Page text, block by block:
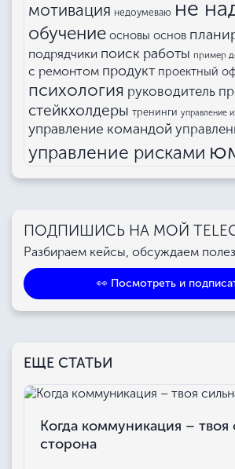
мотивация недоумеваю не
обучение основы основ
подрядчики поиск работы пример
с ремонтом продукт проектный
психология руководитель
стейкхолдеры тренинги управление
управление командой
управление рисками
ПОДПИШИСЬ НА МОЙ
Разбираем кейсы, обсуждаем
👀 Посмотреть и
ЕЩЕ СТАТЬИ
Когда коммуникация – твоя
сторона